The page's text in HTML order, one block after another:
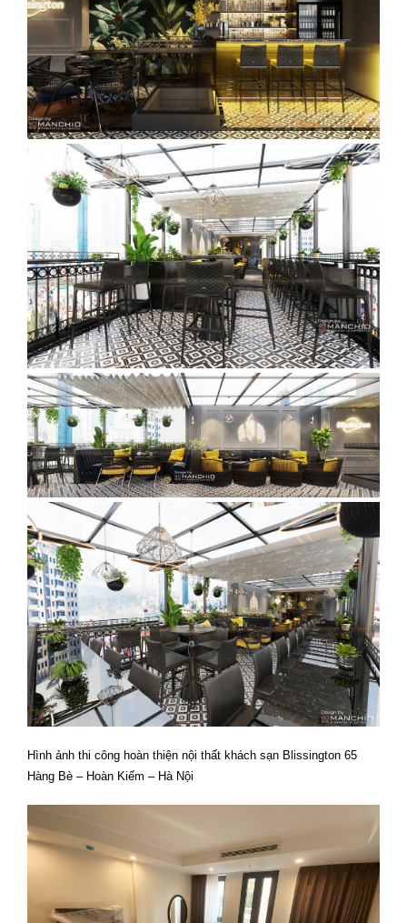
Hình ảnh thi công hoàn thiện nội thất khách sạn Blissington 65
Hàng Bè – Hoàn Kiếm – Hà Nội